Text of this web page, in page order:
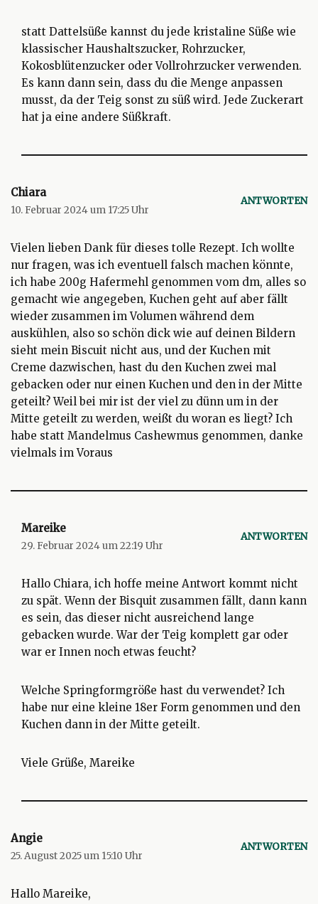
statt Dattelsüße kannst du jede kristaline Süße wie
klassischer Haushaltszucker, Rohrzucker,
Kokosblütenzucker oder Vollrohrzucker verwenden.
Es kann dann sein, dass du die Menge anpassen
musst, da der Teig sonst zu süß wird. Jede Zuckerart
hat ja eine andere Süßkraft.
Chiara
10. Februar 2024 um 17:25 Uhr
ANTWORTEN
Vielen lieben Dank für dieses tolle Rezept. Ich wollte
nur fragen, was ich eventuell falsch machen könnte,
ich habe 200g Hafermehl genommen vom dm, alles so
gemacht wie angegeben, Kuchen geht auf aber fällt
wieder zusammen im Volumen während dem
auskühlen, also so schön dick wie auf deinen Bildern
sieht mein Biscuit nicht aus, und der Kuchen mit
Creme dazwischen, hast du den Kuchen zwei mal
gebacken oder nur einen Kuchen und den in der Mitte
geteilt? Weil bei mir ist der viel zu dünn um in der
Mitte geteilt zu werden, weißt du woran es liegt? Ich
habe statt Mandelmus Cashewmus genommen, danke
vielmals im Voraus
Mareike
29. Februar 2024 um 22:19 Uhr
ANTWORTEN
Hallo Chiara, ich hoffe meine Antwort kommt nicht
zu spät. Wenn der Bisquit zusammen fällt, dann kann
es sein, das dieser nicht ausreichend lange
gebacken wurde. War der Teig komplett gar oder
war er Innen noch etwas feucht?
Welche Springformgröße hast du verwendet? Ich
habe nur eine kleine 18er Form genommen und den
Kuchen dann in der Mitte geteilt.
Viele Grüße, Mareike
Angie
25. August 2025 um 15:10 Uhr
ANTWORTEN
Hallo Mareike,